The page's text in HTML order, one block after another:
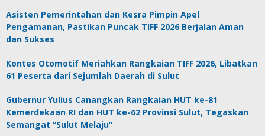
Asisten Pemerintahan dan Kesra Pimpin Apel
Pengamanan, Pastikan Puncak TIFF 2026 Berjalan Aman
dan Sukses
Kontes Otomotif Meriahkan Rangkaian TIFF 2026, Libatkan
61 Peserta dari Sejumlah Daerah di Sulut
Gubernur Yulius Canangkan Rangkaian HUT ke-81
Kemerdekaan RI dan HUT ke-62 Provinsi Sulut, Tegaskan
Semangat “Sulut Melaju”